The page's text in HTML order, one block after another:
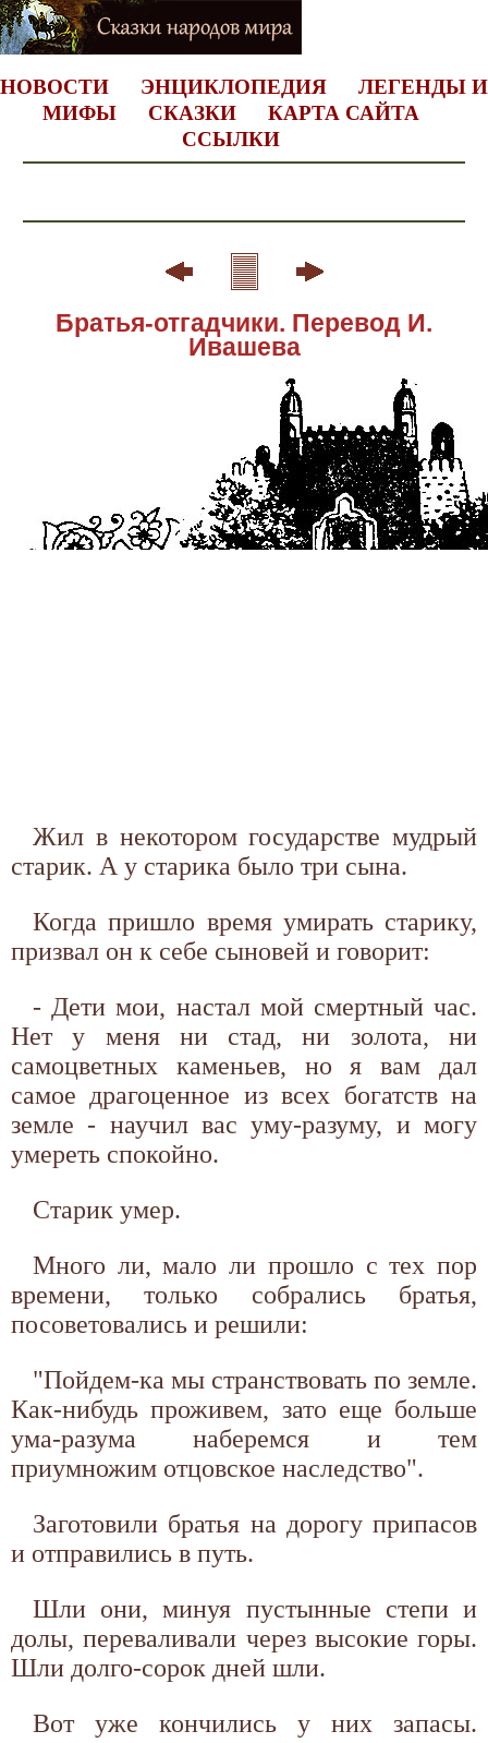
НОВОСТИ ЭНЦИКЛОПЕДИЯ
ЛЕГЕНДЫ И
МИФЫ
СКАЗКИ
КАРТА САЙТА
ССЫЛКИ
Братья-отгадчики. Перевод И.
Ивашева
Жил в некотором государстве мудрый
старик. А у старика было три сына.
Когда пришло время умирать старику,
призвал он к себе сыновей и говорит:
- Дети мои, настал мой смертный час.
Нет у меня ни стад, ни золота, ни
самоцветных каменьев, но я вам дал
самое драгоценное из всех богатств на
земле - научил вас уму-разуму, и могу
умереть спокойно.
Старик умер.
Много ли, мало ли прошло с тех пор
времени, только собрались братья,
посоветовались и решили:
"Пойдем-ка мы странствовать по земле.
Как-нибудь проживем, зато еще больше
ума-разума наберемся и тем
приумножим отцовское наследство".
Заготовили братья на дорогу припасов
и отправились в путь.
Шли они, минуя пустынные степи и
долы, переваливали через высокие горы.
Шли долго-сорок дней шли.
Вот уже кончились у них запасы.